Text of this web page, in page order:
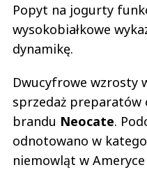
Popyt na jogurty
wysokobiałkowe
dynamikę.
Dwucyfrowe wzrosty
sprzedaż preparatów
brandu Neocate.
odnotowano w
niemowląt w